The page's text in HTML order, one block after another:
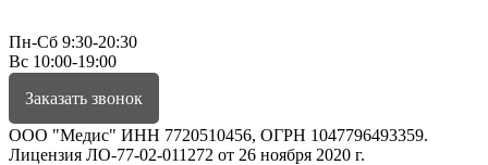
Пн-Сб 9:30-20:30
Вс 10:00-19:00
Заказать звонок
ООО "Медис" ИНН 7720510456, ОГРН 1047796493359.
Лицензия ЛО-77-02-011272 от 26 ноября 2020 г.